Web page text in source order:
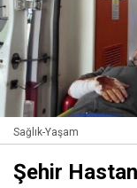
Sağlık-Yaşam
Şehir